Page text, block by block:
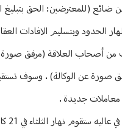
ضائع (للمعترضين: الحق بتبليغ
الحدود وبتسليم الافادات
من أصحاب العلاقة (مرفق صورة
صورة عن الوكالة) . وسوف
-